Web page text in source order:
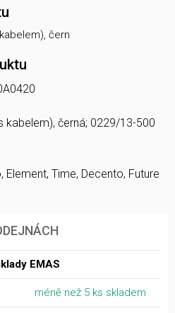
čern
kabelem), černá; 0229/13-500
Element, Time, Decento, Future
EMAS
méně než 5 ks skladem